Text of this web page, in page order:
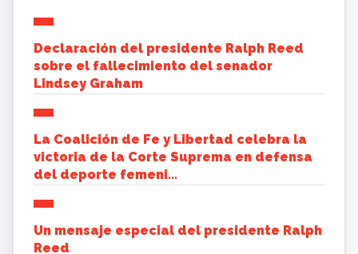
Declaración del presidente Ralph Reed
sobre el fallecimiento del senador
Lindsey Graham
La Coalición de Fe y Libertad celebra la
victoria de la Corte Suprema en defensa
del deporte femeni...
Un mensaje especial del presidente Ralph
Reed